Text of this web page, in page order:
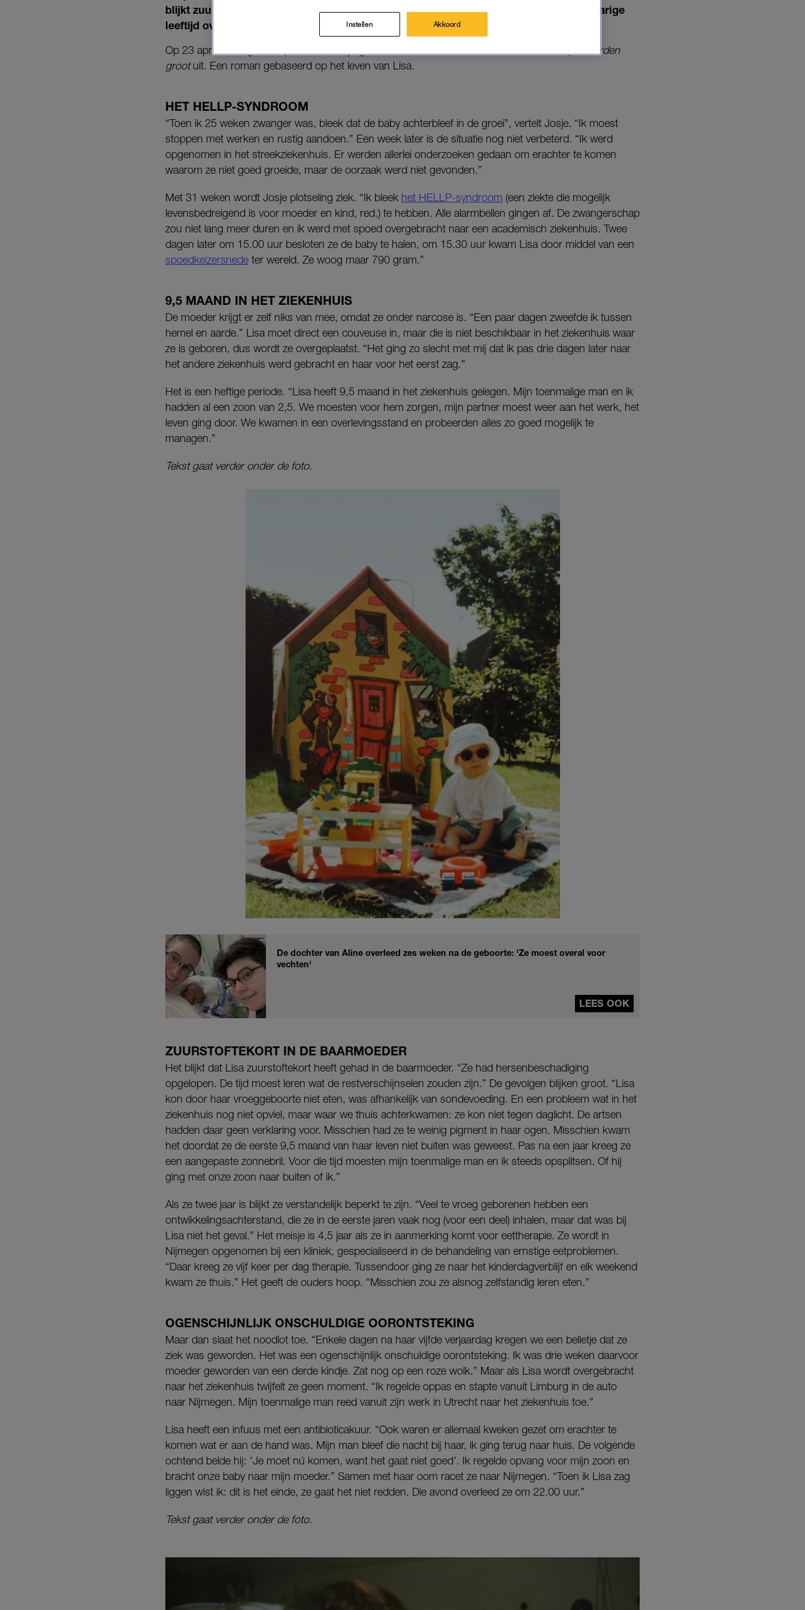
blijkt zuurstoftekort te hebben waardoor ze een hersenbeschadiging oploopt. Op vijfjarige
leeftijd overlijdt ze.
Op 23 april, de dag waarop ze 30 zou zijn geworden, komt het boek
Niet alle kleine meisjes worden
grootuit. Een roman gebaseerd op het leven van Lisa.
HET HELLP-SYNDROOM
“Toen ik 25 weken zwanger was, bleek dat de baby achterbleef in de groei”, vertelt Josje. “Ik moest
stoppen met werken en rustig aandoen.” Een week later is de situatie nog niet verbeterd. “Ik werd
opgenomen in het streekziekenhuis. Er werden allerlei onderzoeken gedaan om erachter te komen
waarom ze niet goed groeide, maar de oorzaak werd niet gevonden.”
Met 31 weken wordt Josje plotseling ziek. “Ik bleek het HELLP-syndroom (een ziekte die mogelijk
levensbedreigend is voor moeder en kind, red.) te hebben. Alle alarmbellen gingen af. De zwangerschap
zou niet lang meer duren en ik werd met spoed overgebracht naar een academisch ziekenhuis. Twee
dagen later om 15.00 uur besloten ze de baby te halen, om 15.30 uur kwam Lisa door middel van een
spoedkeizersnede ter wereld. Ze woog maar 790 gram.”
9,5 MAAND IN HET ZIEKENHUIS
De moeder krijgt er zelf niks van mee, omdat ze onder narcose is. “Een paar dagen zweefde ik tussen
hemel en aarde.” Lisa moet direct een couveuse in, maar die is niet beschikbaar in het ziekenhuis waar
ze is geboren, dus wordt ze overgeplaatst. “Het ging zo slecht met mij dat ik pas drie dagen later naar
het andere ziekenhuis werd gebracht en haar voor het eerst zag.”
Het is een heftige periode. “Lisa heeft 9,5 maand in het ziekenhuis gelegen. Mijn toenmalige man en ik
hadden al een zoon van 2,5. We moesten voor hem zorgen, mijn partner moest weer aan het werk, het
leven ging door. We kwamen in een overlevingsstand en probeerden alles zo goed mogelijk te
managen.”
Tekst gaat verder onder de foto.
De dochter van Aline overleed zes weken na de geboorte: 'Ze moest overal voor
vechten'
LEES OOK
ZUURSTOFTEKORT IN DE BAARMOEDER
Het blijkt dat Lisa zuurstoftekort heeft gehad in de baarmoeder. “Ze had hersenbeschadiging
opgelopen. De tijd moest leren wat de restverschijnselen zouden zijn.” De gevolgen blijken groot. “Lisa
kon door haar vroeggeboorte niet eten, was afhankelijk van sondevoeding. En een probleem wat in het
ziekenhuis nog niet opviel, maar waar we thuis achterkwamen: ze kon niet tegen daglicht. De artsen
hadden daar geen verklaring voor. Misschien had ze te weinig pigment in haar ogen. Misschien kwam
het doordat ze de eerste 9,5 maand van haar leven niet buiten was geweest. Pas na een jaar kreeg ze
een aangepaste zonnebril. Voor die tijd moesten mijn toenmalige man en ik steeds opsplitsen. Of hij
ging met onze zoon naar buiten of ik.”
Als ze twee jaar is blijkt ze verstandelijk beperkt te zijn. “Veel te vroeg geborenen hebben een
ontwikkelingsachterstand, die ze in de eerste jaren vaak nog (voor een deel) inhalen, maar dat was bij
Lisa niet het geval.” Het meisje is 4,5 jaar als ze in aanmerking komt voor eettherapie. Ze wordt in
Nijmegen opgenomen bij een kliniek, gespecialiseerd in de behandeling van ernstige eetproblemen.
“Daar kreeg ze vijf keer per dag therapie. Tussendoor ging ze naar het kinderdagverblijf en elk weekend
kwam ze thuis.” Het geeft de ouders hoop. “Misschien zou ze alsnog zelfstandig leren eten.”
OGENSCHIJNLIJK ONSCHULDIGE OORONTSTEKING
Maar dan slaat het noodlot toe. “Enkele dagen na haar vijfde verjaardag kregen we een belletje dat ze
ziek was geworden. Het was een ogenschijnlijk onschuldige oorontsteking. Ik was drie weken daarvoor
moeder geworden van een derde kindje. Zat nog op een roze wolk.” Maar als Lisa wordt overgebracht
naar het ziekenhuis twijfelt ze geen moment. “Ik regelde oppas en stapte vanuit Limburg in de auto
naar Nijmegen. Mijn toenmalige man reed vanuit zijn werk in Utrecht naar het ziekenhuis toe.”
Lisa heeft een infuus met een antibioticakuur. “Ook waren er allemaal kweken gezet om erachter te
komen wat er aan de hand was. Mijn man bleef die nacht bij haar, ik ging terug naar huis. De volgende
ochtend belde hij: ‘Je moet nú komen, want het gaat niet goed’. Ik regelde opvang voor mijn zoon en
bracht onze baby naar mijn moeder.” Samen met haar oom racet ze naar Nijmegen. “Toen ik Lisa zag
liggen wist ik: dit is het einde, ze gaat het niet redden. Die avond overleed ze om 22.00 uur.”
Tekst gaat verder onder de foto.
Instellen Akkoord